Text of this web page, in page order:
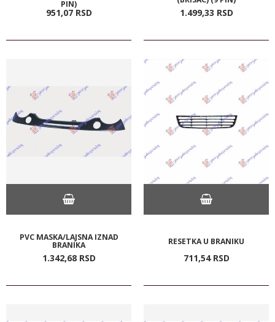
PIN)
951,07 RSD 1.499,33 RSD
PVC MASKA/LAJSNA IZNAD
BRANIKA
1.342,68 RSD
RESETKA U BRANIKU
711,54 RSD